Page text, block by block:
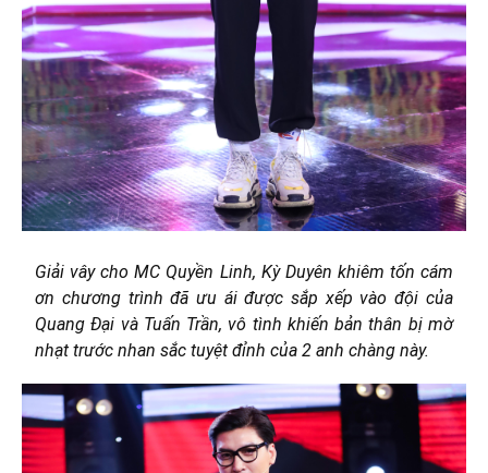
Giải vây cho MC Quyền Linh, Kỳ Duyên khiêm tốn cám
ơn chương trình đã ưu ái được sắp xếp vào đội của
Quang Đại và Tuấn Trần, vô tình khiến bản thân bị mờ
nhạt trước nhan sắc tuyệt đỉnh của 2 anh chàng này.